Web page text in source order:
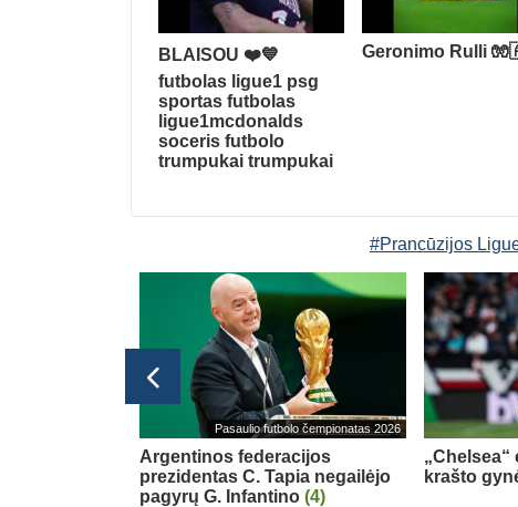
BLAISOU ❤️💙
futbolas ligue1 psg
sportas futbolas
ligue1mcdonalds
soceris futbolo
trumpukai trumpukai
Geronimo Rulli
#Prancūzijos
Pasaulio futbolo čempionatas 2026
Argentinos federacijos
prezidentas C. Tapia negailėjo
pagyrų G. Infantino (4)
krašto